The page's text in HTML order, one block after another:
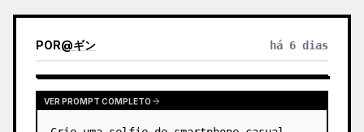
POR@ギン há 6 dias
VER PROMPT COMPLETO